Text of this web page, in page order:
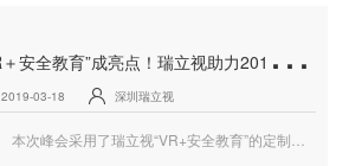
“
VR＋安全教育”成亮点！瑞立视助力2019年电力行业人才发展主题峰会
2019-03-18 深圳瑞立视